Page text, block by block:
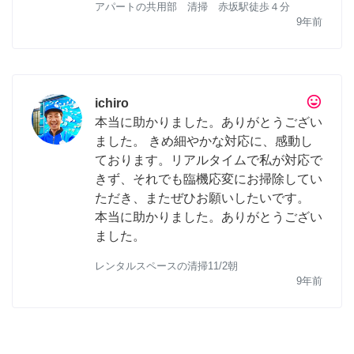
アパートの共用部 清掃 赤坂駅徒歩４分
9年前
tag_faces
ichiro
本当に助かりました。ありがとうござい
ました。 きめ細やかな対応に、感動し
ております。リアルタイムで私が対応で
きず、それでも臨機応変にお掃除してい
ただき、またぜひお願いしたいです。
本当に助かりました。ありがとうござい
ました。
レンタルスペースの清掃11/2朝
9年前